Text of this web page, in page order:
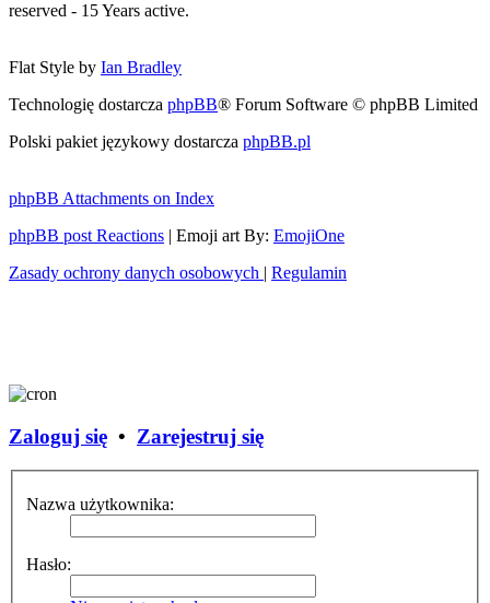
reserved - 15 Years active.
Flat Style by Ian Bradley
Technologię dostarcza phpBB® Forum Software © phpBB Limited
Polski pakiet językowy dostarcza phpBB.pl
phpBB Attachments on Index
phpBB post Reactions | Emoji art By: EmojiOne
Zasady ochrony danych osobowych | Regulamin
Zaloguj się • Zarejestruj się
Nazwa użytkownika:
Hasło: